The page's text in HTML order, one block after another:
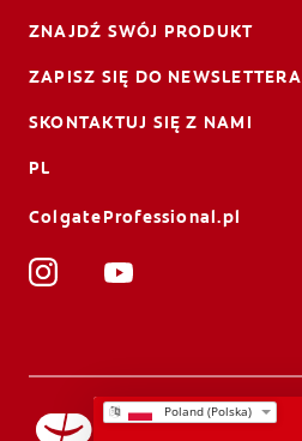
ZNAJDŹ SWÓJ PRODUKT
ZAPISZ SIĘ DO NEWSLETTERA
SKONTAKTUJ SIĘ Z NAMI
PL
ColgateProfessional.pl